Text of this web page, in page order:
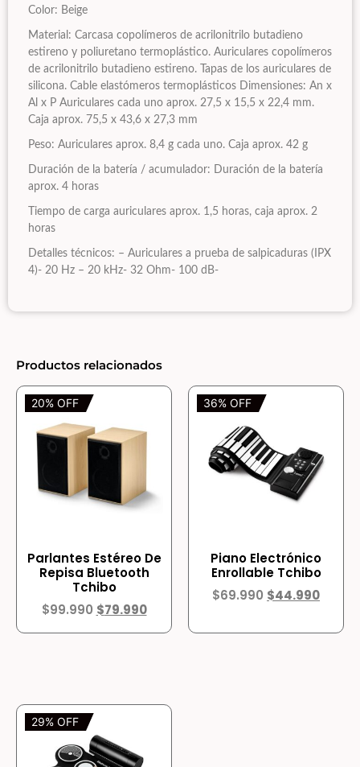
Color: Beige
Material: Carcasa copolímeros de acrilonitrilo butadieno
estireno y poliuretano termoplástico. Auriculares copolímeros
de acrilonitrilo butadieno estireno. Tapas de los auriculares de
silicona. Cable elastómeros termoplásticos Dimensiones: An x
Al x P Auriculares cada uno aprox. 27,5 x 15,5 x 22,4 mm.
Caja aprox. 75,5 x 43,6 x 27,3 mm
Peso: Auriculares aprox. 8,4 g cada uno. Caja aprox. 42 g
Duración de la batería / acumulador: Duración de la batería
aprox. 4 horas
Tiempo de carga auriculares aprox. 1,5 horas, caja aprox. 2
horas
Detalles técnicos: – Auriculares a prueba de salpicaduras (IPX
4)- 20 Hz – 20 kHz- 32 Ohm- 100 dB-
Productos relacionados
20% OFF
Parlantes Estéreo De
Repisa Bluetooth
Tchibo
$99.990 $79.990
36% OFF
Piano Electrónico
Enrollable Tchibo
$69.990 $44.990
29% OFF